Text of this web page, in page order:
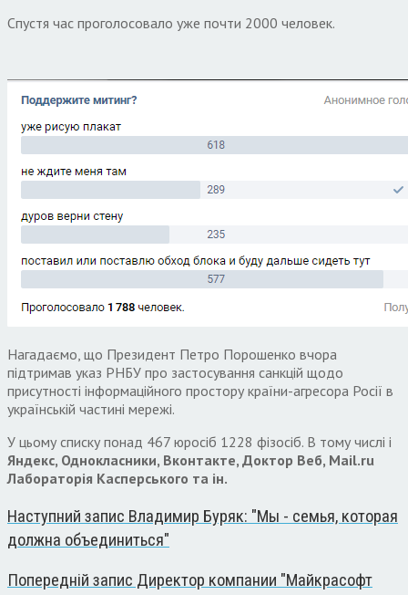
Спустя час проголосовало уже почти 2000 человек.
Нагадаємо, що Президент Петро Порошенко вчора
підтримав указ РНБУ про застосування санкцій щодо
присутності інформаційного простору країни-агресора Росії в
українській частині мережі.
У цьому списку понад 467 юросіб 1228 фізосіб. В тому числі і
Яндекс, Однокласники, Вконтакте, Доктор Веб, Mail.ru
Лабораторія Касперського та ін.
Наступний запис Владимир Буряк: "Мы - семья, которая
должна объединиться"
Попередній запис Директор компании "Майкрасофт